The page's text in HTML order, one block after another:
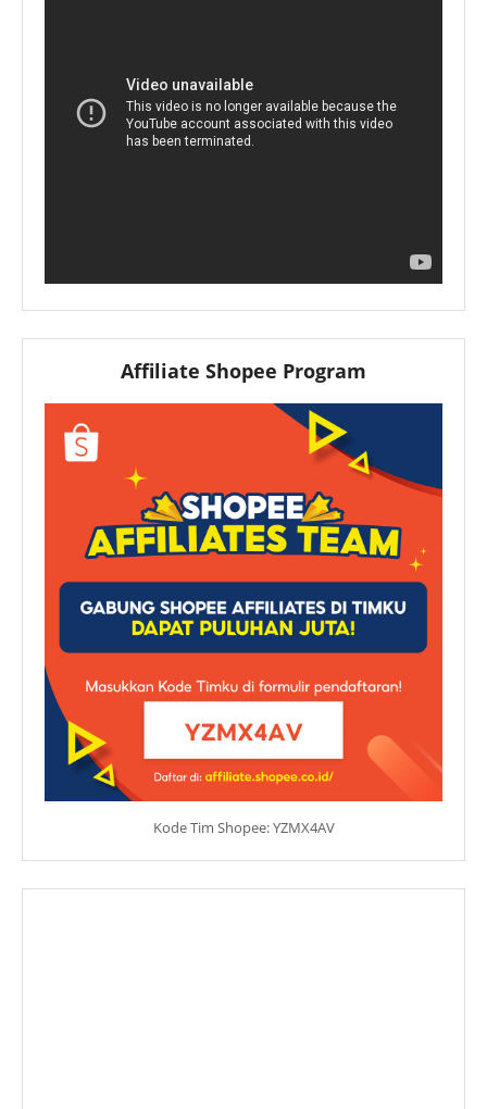
Affiliate Shopee Program
Kode Tim Shopee: YZMX4AV